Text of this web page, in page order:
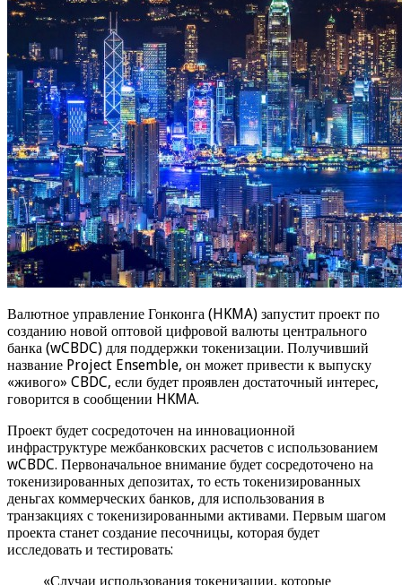
Валютное управление Гонконга (HKMA) запустит проект по
созданию новой оптовой цифровой валюты центрального
банка (wCBDC) для поддержки токенизации. Получивший
название Project Ensemble, он может привести к выпуску
«живого» CBDC, если будет проявлен достаточный интерес,
говорится в сообщении HKMA.
Проект будет сосредоточен на инновационной
инфраструктуре межбанковских расчетов с использованием
wCBDC. Первоначальное внимание будет сосредоточено на
токенизированных депозитах, то есть токенизированных
деньгах коммерческих банков, для использования в
транзакциях с токенизированными активами. Первым шагом
проекта станет создание песочницы, которая будет
исследовать и тестировать:
«Случаи использования токенизации, которые